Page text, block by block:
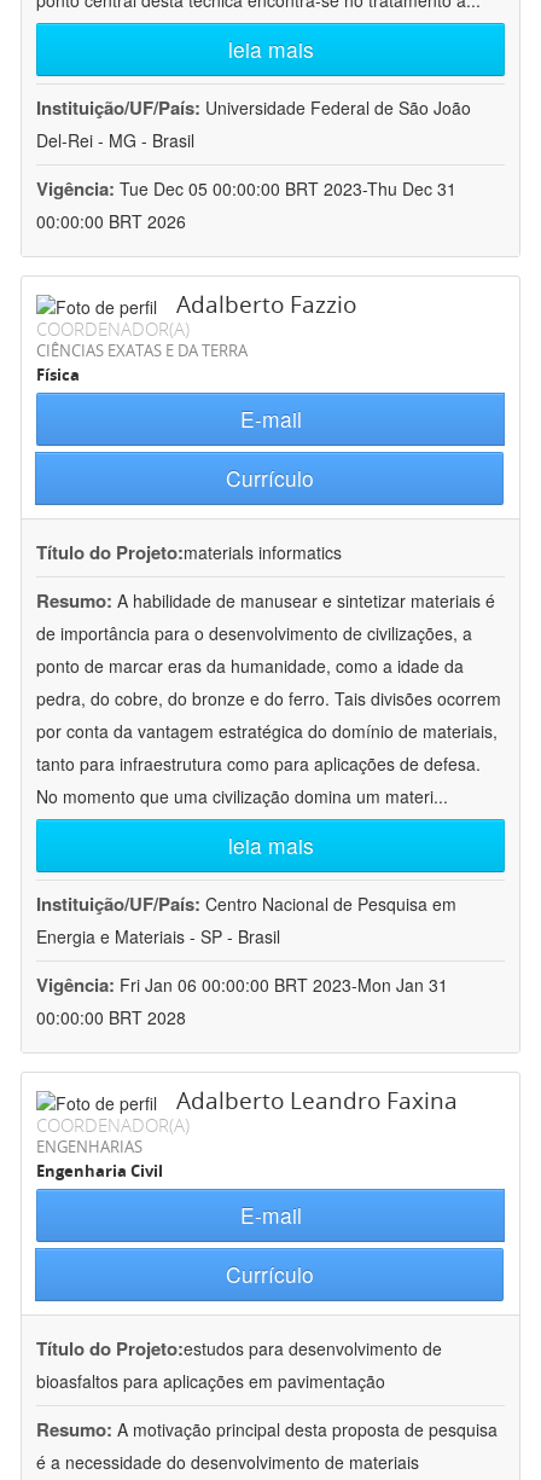
leia mais
Instituição/UF/País: Universidade Federal de São João
Del-Rei - MG - Brasil
Vigência: Tue Dec 05 00:00:00 BRT 2023-Thu Dec 31
00:00:00 BRT 2026
Adalberto Fazzio
COORDENADOR(A)
CIÊNCIAS EXATAS E DA TERRA
Física
E-mail
Currículo
Título do Projeto:materials informatics
Resumo: A habilidade de manusear e sintetizar materiais é
de importância para o desenvolvimento de civilizações, a
ponto de marcar eras da humanidade, como a idade da
pedra, do cobre, do bronze e do ferro. Tais divisões ocorrem
por conta da vantagem estratégica do domínio de materiais,
tanto para infraestrutura como para aplicações de defesa.
No momento que uma civilização domina um materi...
leia mais
Instituição/UF/País: Centro Nacional de Pesquisa em
Energia e Materiais - SP - Brasil
Vigência: Fri Jan 06 00:00:00 BRT 2023-Mon Jan 31
00:00:00 BRT 2028
Adalberto Leandro Faxina
COORDENADOR(A)
ENGENHARIAS
Engenharia Civil
E-mail
Currículo
Título do Projeto:estudos para desenvolvimento de
bioasfaltos para aplicações em pavimentação
Resumo: A motivação principal desta proposta de pesquisa
é a necessidade do desenvolvimento de materiais